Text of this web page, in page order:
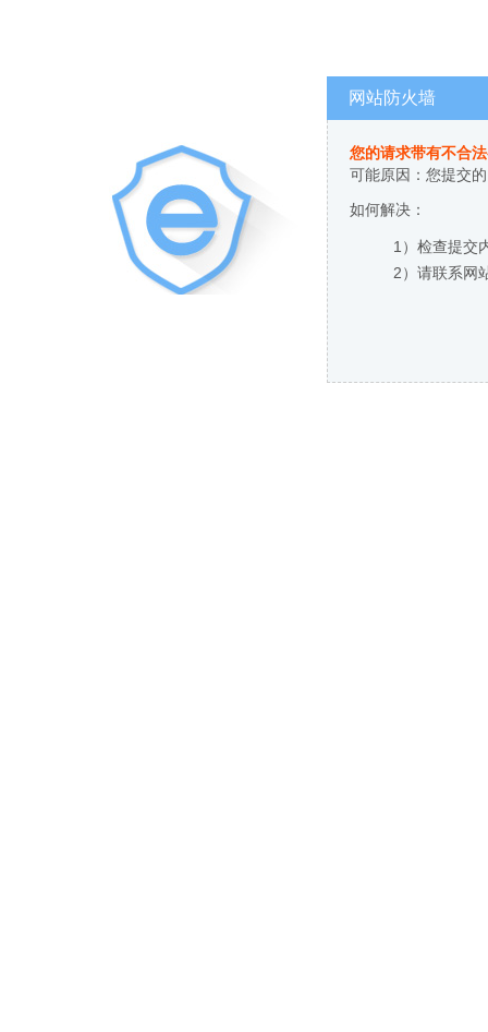
网站防火墙
您的请求带有不合
可能原因：您提交
如何解决：
1）检查提交
2）请联系网